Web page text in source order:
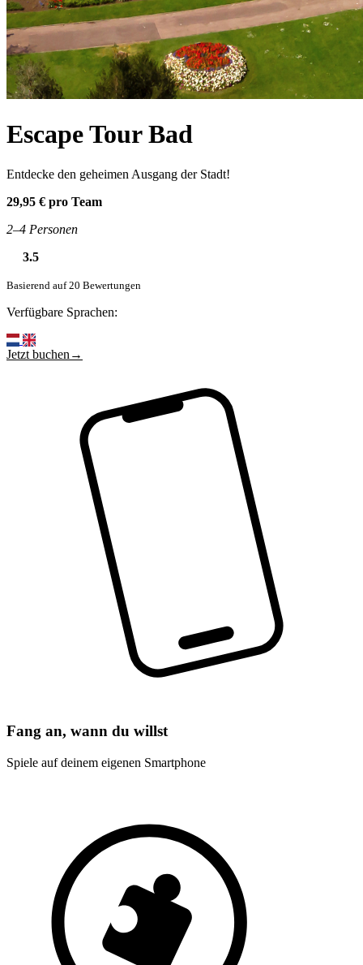
Escape Tour Bad
Entdecke den geheimen Ausgang der Stadt!
29,95 € pro Team
2–4 Personen
3.5
Basierend auf 20 Bewertungen
Verfügbare Sprachen:
Jetzt buchen→
Fang an, wann du willst
Spiele auf deinem eigenen Smartphone